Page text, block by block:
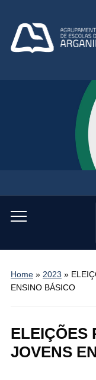
Toggle
menu
Home» 2023 »
ENSINO BÁSICO
ELEIÇÕES
JOVENS